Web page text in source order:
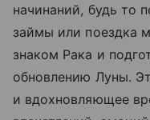
начинаний, будь то
займы или поездка
знаком Рака и
обновлению Луны.
и вдохновляющее